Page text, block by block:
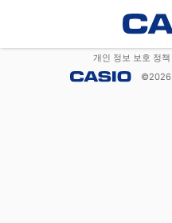
개인 정보 보호 정책
©2026